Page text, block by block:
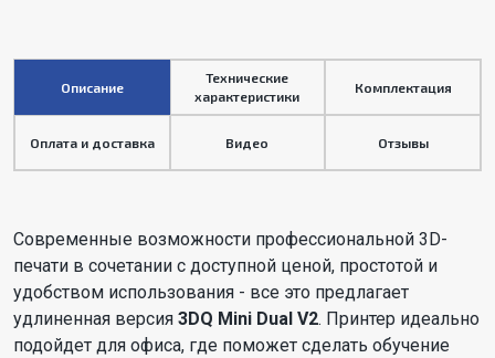
Описание
Технические
характеристики
Комплектация
Оплата и доставка Видео Отзывы
Современные возможности профессиональной 3D-
печати в сочетании с доступной ценой, простотой и
удобством использования - все это предлагает
удлиненная версия 3DQ Mini Dual V2. Принтер идеально
подойдет для офиса, где поможет сделать обучение